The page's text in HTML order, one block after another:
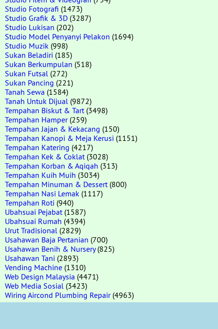
Studio Fotografi (1473)
Studio Grafik & 3D (3287)
Studio Lukisan (202)
Studio Model Penyanyi Pelakon (1694)
Studio Muzik (998)
Sukan Beladiri (185)
Sukan Berkumpulan (518)
Sukan Futsal (272)
Sukan Pancing (221)
Tanah Sewa (1584)
Tanah Untuk Dijual (9872)
Tempahan Biskut & Tart (3498)
Tempahan Hamper(259)
Tempahan Jajan & Kekacang (150)
Tempahan Kanopi & Meja Kerusi (1151)
Tempahan Katering (4217)
Tempahan Kek & Coklat (3028)
Tempahan Korban & Aqiqah (313)
Tempahan Kuih Muih (3034)
Tempahan Minuman & Dessert (800)
Tempahan Nasi Lemak (1117)
Tempahan Roti (940)
Ubahsuai Pejabat (1587)
Ubahsuai Rumah (4394)
Urut Tradisional (2829)
Usahawan Baja Pertanian (700)
Usahawan Benih & Nursery(825)
Usahawan Tani (2893)
Vending Machine (1310)
Web Design Malaysia (4471)
Web Media Sosial (3423)
Wiring Aircond Plumbing Repair(4963)